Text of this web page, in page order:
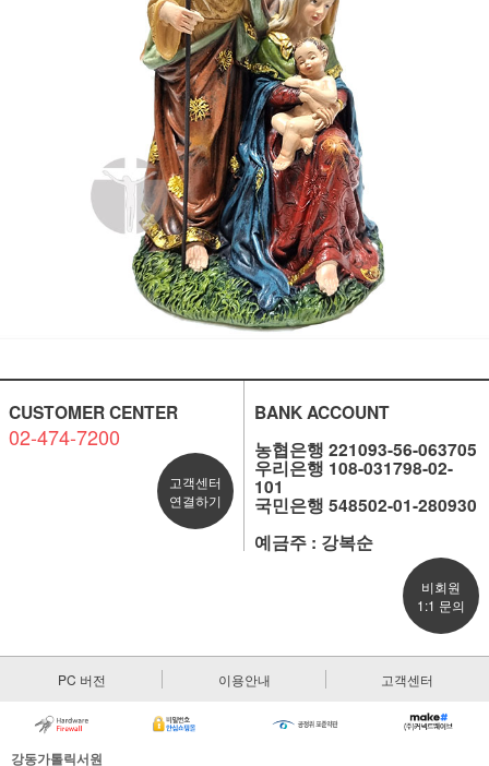
CUSTOMER CENTER
02-474-7200
고객센터
연결하기
BANK ACCOUNT
농협은행 221093-56-063705
우리은행 108-031798-02-
101
국민은행 548502-01-280930
예금주 : 강복순
비회원
1:1 문의
PC 버전 이용안내 고객센터
강동가톨릭서원